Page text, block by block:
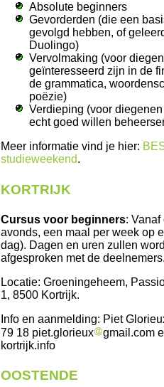
Absolute beginners
Gevorderden (die een
gevolgd hebben, of
Duolingo)
Vervolmaking (voor
geïnteresseerd zijn in de
de grammatica,
poëzie)
Verdieping (voor
echt goed willen
Meer informatie vind je hier:
studieweekend.
KORTRIJK
Cursus voor beginners: Vanaf
avonds, een maal per week op
dag). Dagen en uren zullen
afgesproken met de
Locatie: Groeningeheem,
1, 8500 Kortrijk.
Info en aanmelding: Piet
79 18 piet.glorieux
gmail.com
kortrijk.info
OOSTENDE